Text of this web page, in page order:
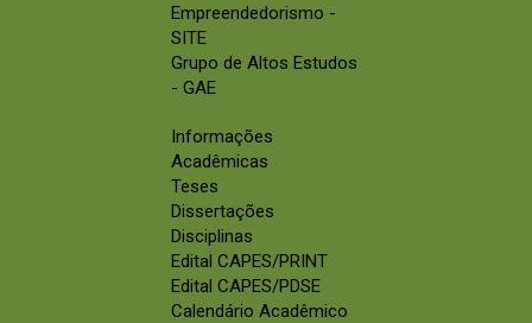
Empreendedorismo -
SITE
Grupo de Altos Estudos
- GAE
Informações
Acadêmicas
Teses
Dissertações
Disciplinas
Edital CAPES/PRINT
Edital CAPES/PDSE
Calendário Acadêmico